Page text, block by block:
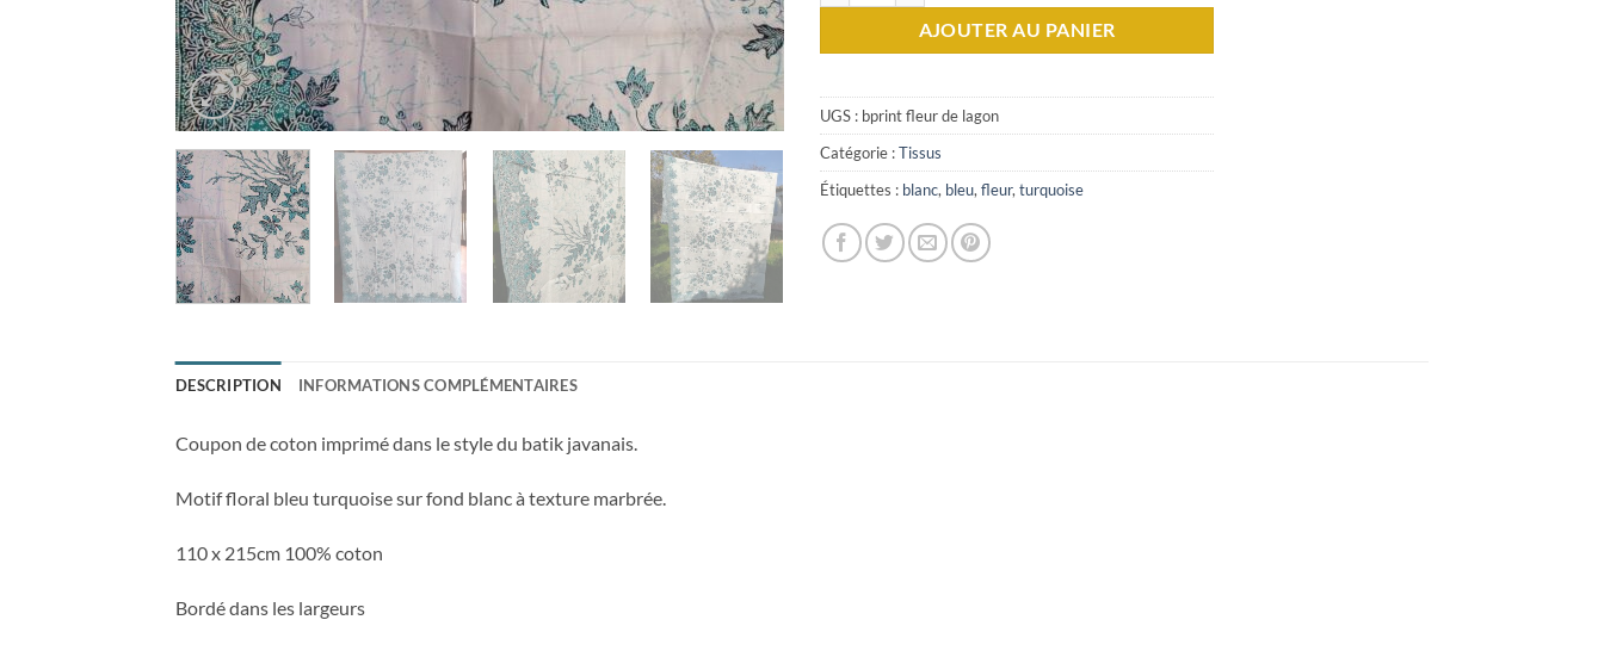
AJOUTER AU PANIER
UGS : bprint fleur de lagon
Catégorie :Tissus
Étiquettes : blanc, bleu,fleur,turquoise
DESCRIPTION INFORMATIONS COMPLÉMENTAIRES
Coupon de coton imprimé dans le style du batik javanais.
Motif floral bleu turquoise sur fond blanc à texture marbrée.
110 x 215cm 100% coton
Bordé dans les largeurs